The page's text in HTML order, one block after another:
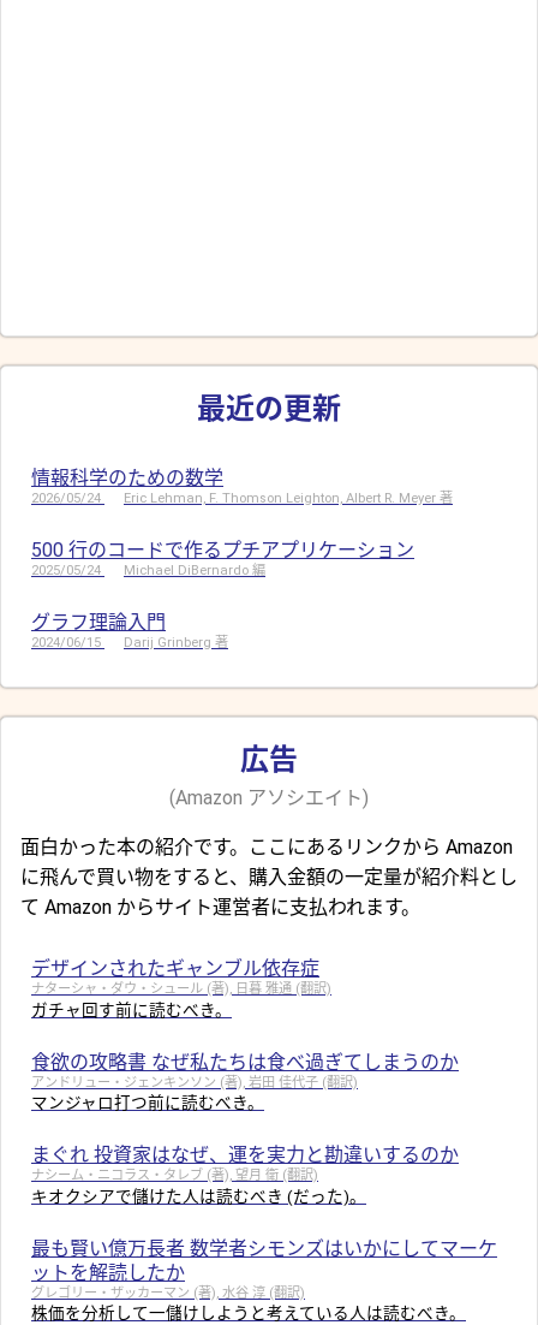
最近の更新
情報科学のための数学
2026/05/24 Eric Lehman, F. Thomson Leighton, Albert R. Meyer 著
500 行のコードで作るプチアプリケーション
2025/05/24 Michael DiBernardo 編
グラフ理論入門
2024/06/15 Darij Grinberg 著
広告
(Amazon アソシエイト)
面白かった本の紹介です。ここにあるリンクから Amazon
に飛んで買い物をすると、購入金額の一定量が紹介料とし
て Amazon からサイト運営者に支払われます。
デザインされたギャンブル依存症
ナターシャ・ダウ・シュール (著), 日暮 雅通 (翻訳)
ガチャ回す前に読むべき。
食欲の攻略書 なぜ私たちは食べ過ぎてしまうのか
アンドリュー・ジェンキンソン (著), 岩田 佳代子 (翻訳)
マンジャロ打つ前に読むべき。
まぐれ 投資家はなぜ、運を実力と勘違いするのか
ナシーム・ニコラス・タレブ (著), 望月 衛 (翻訳)
キオクシアで儲けた人は読むべき (だった)。
最も賢い億万長者 数学者シモンズはいかにしてマーケ
ットを解読したか
グレゴリー・ザッカーマン (著), 水谷 淳 (翻訳)
株価を分析して一儲けしようと考えている人は読むべき。